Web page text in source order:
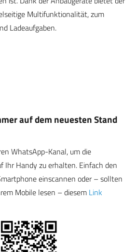
Multifunktionalität, zum
Ladeaufgaben.
auf dem neuesten Stand
WhatsApp-Kanal, um die
Ihr Handy zu erhalten. Einfach den
einscannen oder – sollten
Mobile lesen – diesem Link